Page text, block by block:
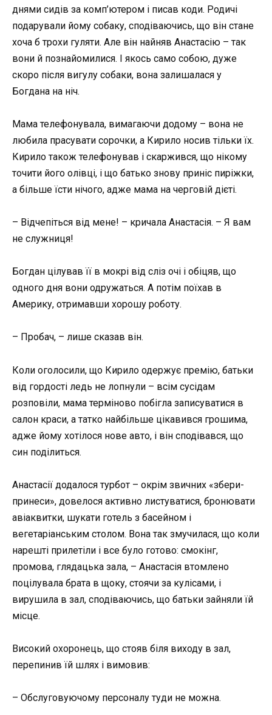
днями сидів за комп’ютером і писав коди. Родичі
подарували йому собаку, сподіваючись, що він стане
хоча б трохи гуляти. Але він найняв Анастасію – так
вони й познайомилися. І якось само собою, дуже
скоро після вигулу собаки, вона залишалася у
Богдана на ніч.
Мама телефонувала, вимагаючи додому – вона не
любила прасувати сорочки, а Кирило носив тільки їх.
Кирило також телефонував і скаржився, що нікому
точити його олівці, і що батько знову приніс пиріжки,
а більше їсти нічого, адже мама на черговій дієті.
– Відчепіться від мене! – кричала Анастасія. – Я вам
не служниця!
Богдан цілував її в мокрі від сліз очі і обіцяв, що
одного дня вони одружаться. А потім поїхав в
Америку, отримавши хорошу роботу.
– Пробач, – лише сказав він.
Коли оголосили, що Кирило одержує премію, батьки
від гордості ледь не лопнули – всім сусідам
розповіли, мама терміново побігла записуватися в
салон краси, а татко найбільше цікавився грошима,
адже йому хотілося нове авто, і він сподівався, що
син поділиться.
Анастасії додалося турбот – окрім звичних «збери-
принеси», довелося активно листуватися, бронювати
авіаквитки, шукати готель з басейном і
вегетаріанським столом. Вона так змучилася, що коли
нарешті прилетіли і все було готово: смокінг,
промова, глядацька зала, – Анастасія втомлено
поцілувала брата в щоку, стоячи за кулісами, і
вирушила в зал, сподіваючись, що батьки зайняли їй
місце.
Високий охоронець, що стояв біля виходу в зал,
перепинив їй шлях і вимовив:
– Обслуговуючому персоналу туди не можна.